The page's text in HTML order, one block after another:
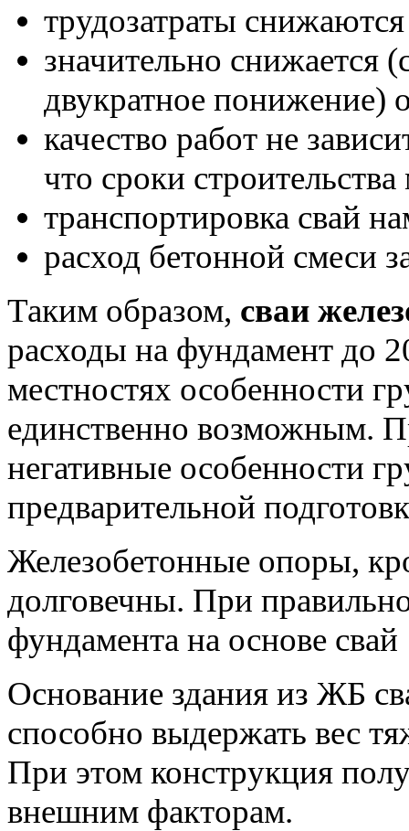
трудозатраты
значительно снижается
двукратное понижение)
качество работ не
что сроки
транспортировка свай
расход бетонной смеси
Таким образом, сваи
расходы на фундамент до
местностях особенности
единственно возможным.
негативные особенности
предварительной
Железобетонные опоры,
долговечны. При
фундамента на основе
Основание здания из ЖБ
способно выдержать вес
При этом конструкция
внешним факторам.